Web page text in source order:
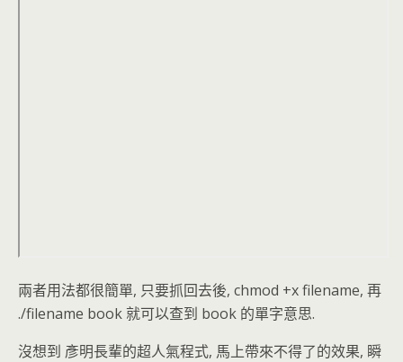
兩者用法都很簡單, 只要抓回去後, chmod +x filename, 再
./filename book 就可以查到 book 的單字意思.
沒想到 彥明長輩的超人氣程式, 馬上帶來不得了的效果, 瞬